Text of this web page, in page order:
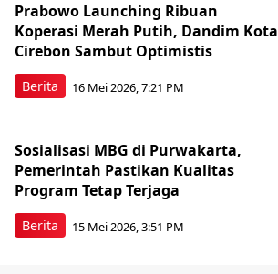
Berita
Prabowo Launching Ribuan
Koperasi Merah Putih, Dandim Kota
Cirebon Sambut Optimistis
16 Mei 2026, 7:21 PM
Berita
Sosialisasi MBG di Purwakarta,
Pemerintah Pastikan Kualitas
Program Tetap Terjaga
15 Mei 2026, 3:51 PM